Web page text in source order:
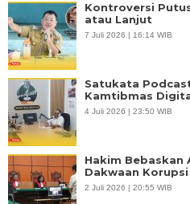
Kontroversi
atau Lanjut
7 Juli 2026 | 16:14 WIB
Satukata
Kamtibmas
4 Juli 2026 | 23:50 WIB
Hakim Bebaskan
Dakwaan Korupsi
2 Juli 2026 | 20:55 WIB